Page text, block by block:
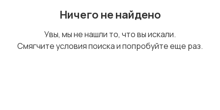
Ничего не найдено
Увы, мы не нашли то, что вы искали.
Смягчите условия поиска и попробуйте еще раз.